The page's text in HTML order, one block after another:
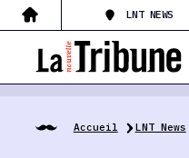
LNT NEWS
Accueil LNT News